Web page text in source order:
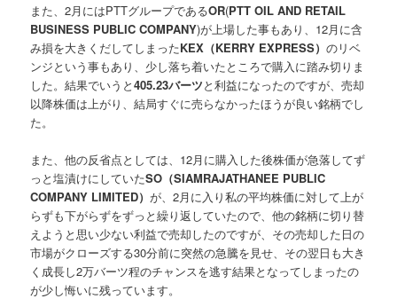
また、2月にはPTTグループであるOR(PTT OIL AND RETAIL
BUSINESS PUBLIC COMPANY)が上場した事もあり、12月に含
み損を大きくだしてしまったKEX（KERRY EXPRESS）のリベ
ンジという事もあり、少し落ち着いたところで購入に踏み切りま
した。結果でいうと405.23バーツと利益になったのですが、売却
以降株価は上がり、結局すぐに売らなかったほうが良い銘柄でし
た。
また、他の反省点としては、12月に購入した後株価が急落してず
っと塩漬けにしていたSO（SIAMRAJATHANEE PUBLIC
COMPANY LIMITED）が、2月に入り私の平均株価に対して上が
らずも下がらずをずっと繰り返していたので、他の銘柄に切り替
えようと思い少ない利益で売却したのですが、その売却した日の
市場がクローズする30分前に突然の急騰を見せ、その翌日も大き
く成長し2万バーツ程のチャンスを逃す結果となってしまったの
が少し悔いに残っています。